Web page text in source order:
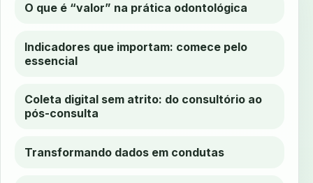
O que é “valor” na prática odontológica
Indicadores que importam: comece pelo
essencial
Coleta digital sem atrito: do consultório ao
pós-consulta
Transformando dados em condutas